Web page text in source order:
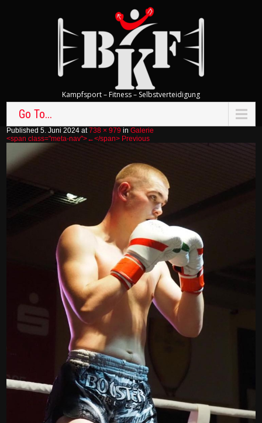
Kampfsport – Fitness – Selbstverteidigung
Go To...
Published 5. Juni 2024 at738 × 979 inGalerie
<span class="meta-nav">←</span> Previous